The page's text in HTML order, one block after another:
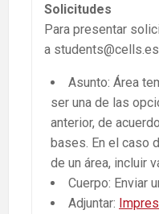
Solicitudes
Para presentar
a
Asunto: Área
ser una de las
anterior, de
bases. En el caso
de un área, incluir
Cuerpo: Enviar
Adjuntar: